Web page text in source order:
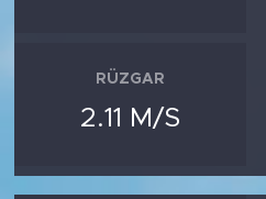
RÜZGAR
2.11 M/S